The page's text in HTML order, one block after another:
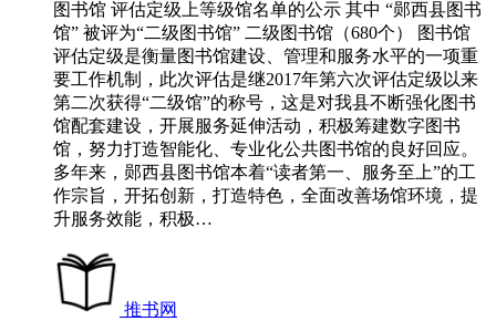
图书馆 评估定级上等级馆名单的公示 其中 “郧西县图书
馆” 被评为“二级图书馆” 二级图书馆（680个） 图书馆
评估定级是衡量图书馆建设、管理和服务水平的一项重
要工作机制，此次评估是继2017年第六次评估定级以来
第二次获得“二级馆”的称号，这是对我县不断强化图书
馆配套建设，开展服务延伸活动，积极筹建数字图书
馆，努力打造智能化、专业化公共图书馆的良好回应。
多年来，郧西县图书馆本着“读者第一、服务至上”的工
作宗旨，开拓创新，打造特色，全面改善场馆环境，提
升服务效能，积极…
推书网